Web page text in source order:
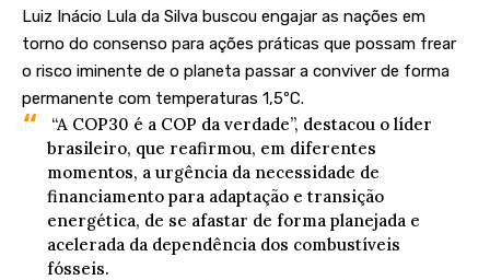
Luiz Inácio Lula da Silva buscou engajar as nações em
torno do consenso para ações práticas que possam frear
o risco iminente de o planeta passar a conviver de forma
permanente com temperaturas 1,5ºC.
“A COP30 é a COP da verdade”, destacou o líder
brasileiro, que reafirmou, em diferentes
momentos, a urgência da necessidade de
financiamento para adaptação e transição
energética, de se afastar de forma planejada e
acelerada da dependência dos combustíveis
fósseis.